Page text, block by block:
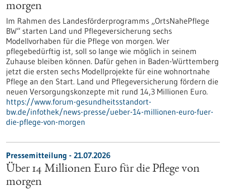
morgen
Im Rahmen des Landesförderprogramms „OrtsNahePflege
BW“ starten Land und Pflegeversicherung sechs
Modellvorhaben für die Pflege von morgen. Wer
pflegebedürftig ist, soll so lange wie möglich in seinem
Zuhause bleiben können. Dafür gehen in Baden-Württemberg
jetzt die ersten sechs Modellprojekte für eine wohnortnahe
Pflege an den Start. Land und Pflegeversicherung fördern die
neuen Versorgungskonzepte mit rund 14,3 Millionen Euro.
https://www.forum-gesundheitsstandort-
bw.de/infothek/news-presse/ueber-14-millionen-euro-fuer-
die-pflege-von-morgen
Pressemitteilung - 21.07.2026
Über 14 Millionen Euro für die Pflege von
morgen